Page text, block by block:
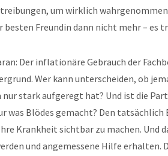
um wirklich
besten Freundin dann nicht mehr – es
Der inflationäre Gebrauch der
Wer kann unterscheiden, ob
stark aufgeregt hat? Und ist die
was Blödes gemacht? Den
Krankheit sichtbar zu machen. Und
und angemessene Hilfe erhalten.